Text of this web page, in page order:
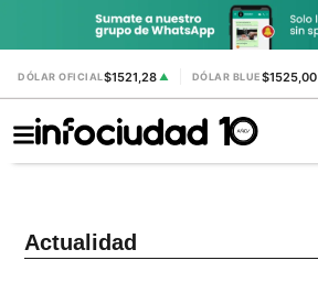
DÓLAR OFICIAL$1521,28 ▲ DÓLAR BLUE$1525,00
Actualidad